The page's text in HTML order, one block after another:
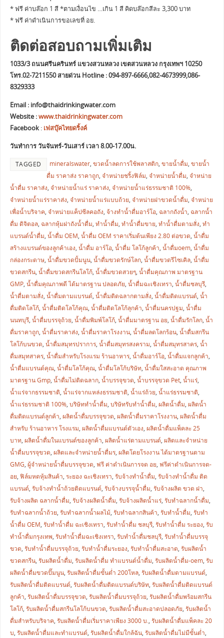
* ฟรี ค่าบล๊อก 1 สี *ตามเงื่อนไข …เกิน 1 สี คิดบล๊อกสีละ 3,300 บาท
* ฟรี ค่าดำเนินการขอเลขที่ อย.
ติดต่อสอบถามเพิ่มเติม
1033/3 ถนนศรีนครินทร์ แขวงสวนหลวง เขตสวนหลวง กรุงเทพฯ 10250
โทร.02-7211550 สายด่วน Hotline : 094-897-6666,082-4673999,086-
8329333
Email : info@thaidrinkingwater.com
Website :www.thaidrinkingwater.com
Facebook: เฟสบุ๊คไทยดริ้งค์
วันทำการ วันจันทร์-วันเสาร์ เวลา 8.00-17.00น.
TAGGED mineralswater, ขวดน้ำลดการใช้พลาสติก, ขายน้ำดื่ม, ขายน้ำ
ดื่ม ราคาส่ง ราคาถูก, จำหน่ายชริ้งฟิล์ม, จำหน่ายน้ำดื่ม, จำหน่าย
น้ำดื่ม ราคาส่ง, จำหน่ายน้ำแร่ ราคาส่ง, จำหน่ายน้ำแร่ธรรมชาติ 100%,
จำหน่ายน้ำแร่ราคาส่ง, จำหน่ายน้ำแร่แบบถ้วย, จำหน่ายฝาขวดน้ำดื่ม, จำหน่าย
เพื่อน้ำบริจาค, จำหน่ายแค็ปซีลคอถัง, จ้างทำน้ำดื่มอาร์โอ, ฉลากถังน้ำ, ฉลากน้ำ
ดื่ม ดิจิตอล, ฉลากหุ้มฝาถังน้ำดื่ม, ทำน้ำดื่ม, ทำน้ำดื่มขาย, ทำน้ำดื่มตามสั่ง, ทำ
แบรนด์น้ำดื่ม, น้ำดื่ม OEM, น้ำดื่ม OEM ราคาเริ่มต้นเพียง 2.80 ต่อขวด, น้ำดื่ม
สร้างแบรนด์ของลูกค้าเอง, น้ำดื่ม อาร์โอ, น้ำดื่ม โลโก้ลูกค้า, น้ำดื่มoem, น้ำดื่ม
กล่องกระดาษ, น้ำดื่มขวดปั้มนูน, น้ำดื่มขวดรักษ์โลก, น้ำดื่มขวดรีไซเคิล, น้ำดื่ม
ขวดสกรีน, น้ำดื่มขวดสกรีนโลโก้, น้ำดื่มขวดสวยๆ, น้ำดื่มคุณภาพ มาตรฐาน
GMP, น้ำดื่มคุณภาพดี ได้มาตรฐาน ปลอดภัย, น้ำดื่มฉะเชิงเทรา, น้ำดื่มชลบุรี,
น้ำดื่มตามสั่ง, น้ำดื่มตามแบรนด์, น้ำดื่มติดฉลากตามสั่ง, น้ำดื่มติดแบรนด์, น้ำ
ดื่มติดโลโก้, น้ำดื่มติดโลโก้คุณ, น้ำดื่มติดโลโก้ลุกค้า, น้ำดื่มนครปฐม, น้ำดื่ม
นนทบุรี, น้ำดื่มบรรจุถ้วย, น้ำดื่มพิมพ์โลโก้, น้ำดื่มมาตรฐาน อย, น้ำดื่มรักโลก, น้ำ
ดื่มราคาถูก, น้ำดื่มราคาส่ง, น้ำดื่มราคาโรงงาน, น้ำดื่มลดโลกร้อน, น้ำดื่มสกรีน
โลโก้บนขวด, น้ำดื่มสมุทรปราการ, น้ำดื่มสมุทรสงคราม, น้ำดื่มสมุทรสาคร, น้ำ
ดื่มสมุทสาคร, น้ำดื่มสำหรับโรงแรม ร้านอาหาร, น้ำดื่มอาร์โอ, น้ำดื่มแจกลูกค้า,
น้ำดื่มแบรนด์คุณ, น้ำดื่มโลโก้คุณ, น้ำดื่มโลโก้บริษัท, น้ำดื่มใสสะอาด คุณภาพ
มาตรฐาน Gmp, น้ำดื่มไม่ติดฉลาก, น้ำบรรจุขวด, น้ำบรรจุขวด Pet, น้ำแร่,
น้ำแร่จากธรรมชาติ, น้ำแร่จากแหล่งธรรมชาติ, น้ำแร่ถ้วย, น้ำแร่ธรรมชาติ,
น้ำแร่ธรรมชาติ 100%, บริษัททำน้ำดื่ม, บริษัทรับทำน้ำดื่ม, ผลิตน้ำดื่ม, ผลิตน้ำ
ดื่มติดแบรนด์ลูกค้า, ผลิตน้ำดื่มบรรจุขวด, ผลิตน้ำดื่มราคาโรงงาน, ผลิตน้ำดื่ม
สำหรับ ร้านอาหาร โรงแรม, ผลิตน้ำดื่มแบรนด์ตัวเอง, ผลิตน้ำดื่มแพ็คละ 25
บาท, ผลิตน้ำดื่มในแบรนด์ของลูกค้า, ผลิตน้ำแร่ตามแบรนด์, ผลิตและจำหน่าย
น้ำดื่มบรรจุขวด, ผลิตและจำหน่ายน้ำดื่มร, ผลิตโดยโรงงาน ได้มาตรฐานตาม
GMG, ผู้จำหน่ายน้ำดื่มบรรจุขวด, ฟรี ค่าดำเนินการจด อย, ฟรีค่าดำเนินการจด-
อย, ฟิล์มหดหุ้มสินค้า, ระยอง ฉะเชิงเทรา, รับจ้างทำน้ำดื่ม, รับจ้างทำน้ำดื่ม ติด
แบรนด์, รับจ้างทำน้ำถ้วยติดแบรนด์, รับจ้างบรรจุน้ำดื่ม, รับจ้างผลิต ขวด ฝา,
รับจ้างผลิต ฉลากน้ำดื่ม, รับจ้างผลิตน้ำดื่ม, รับจ้างผลิตน้ำแร่, รับทำฉลากน้ำดื่ม,
รับทำฉลากน้ำถ้วย, รับทำฉลากน้ำผลไม้, รับทำฉลากสินค้า, รับทำน้ำดื่ม, รับทำ
น้ำดื่ม OEM, รับทำน้ำดื่ม ฉะเชิงเทรา, รับทำน้ำดื่ม ชลบุรี, รับทำน้ำดื่ม ระยอง, รับ
ทำน้ำดื่มกรุงเทพ, รับทำน้ำดื่มฉะเชิงเทรา, รับทำน้ำดื่มชลบุรี, รับทำน้ำดื่มบรรจุ
ขวด, รับทำน้ำดื่มบรรจุถ้วย, รับทำน้ำดื่มระยอง, รับทำน้ำดื่มสะอาด, รับผลิตน้ำ
ขวดสกรีน, รับผลิตน้ำดื่ม, รับผลิตน้ำดื่ม ทำแบรนด์น้ำดื่ม, รับผลิตน้ำดื่ม-oem, รับ
ผลิตน้ำดื่มขวดปั๊มนูน, รับผลิตน้ำดื่มขั้นต่ำ 200โหล, รับผลิตน้ำดื่มตามแบรนด์,
รับผลิตน้ำดื่มติดแบรนด์, รับผลิตน้ำดื่มติดแบรนด์บริษัท, รับผลิตน้ำดื่มติดแบรนด์
ลูกค้า, รับผลิตน้ำดื่มบรรจุขวด, รับผลิตน้ำดื่มบรรจุถ้วย, รับผลิตน้ำดื่มพร้อมสกรีน
โลโก้, รับผลิตน้ำดื่มสกรีนโลโก้บนขวด, รับผลิตน้ำดื่มสะอาดปลอดภัย, รับผลิตน้ำ
ดื่มสำหรับบริจาค, รับผลิตน้ำดื่มเริ่มราคาเพียง 3000 บ., รับผลิตน้ำดื่มแพ็คละ 20
บ, รับผลิตน้ำดื่มและทำแบรนด์, รับผลิตน้ำดื่มใกล้ฉัน, รับผลิตน้ำดื่มไม่มีขั้นต่ำ,